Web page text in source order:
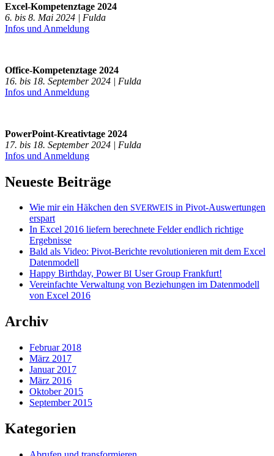
Excel-Kompetenztage 2024
6. bis 8. Mai 2024 | Fulda
Infos und Anmeldung
Office-Kompetenztage 2024
16. bis 18. September 2024 | Fulda
Infos und Anmeldung
PowerPoint-Kreativtage 2024
17. bis 18. September 2024 | Fulda
Infos und Anmeldung
Neueste Beiträge
Wie mir ein Häkchen den SVERWEIS in Pivot-Auswertungen
erspart
In Excel 2016 liefern berechnete Felder endlich richtige
Ergebnisse
Bald als Video: Pivot-Berichte revolutionieren mit dem Excel
Datenmodell
Happy Birthday, PowerBI User Group Frankfurt!
Vereinfachte Verwaltung von Beziehungen im Datenmodell
von Excel 2016
Archiv
Februar 2018
März 2017
Januar 2017
März 2016
Oktober 2015
September 2015
Kategorien